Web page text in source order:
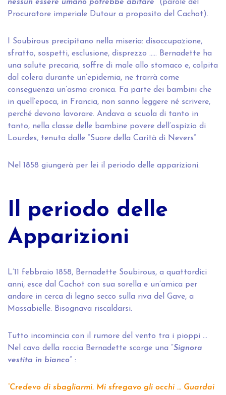
nessun essere umano potrebbe abitare” (parole del
Procuratore imperiale Dutour a proposito del Cachot).
I Soubirous precipitano nella miseria: disoccupazione,
sfratto, sospetti, esclusione, disprezzo ….. Bernadette ha
una salute precaria, soffre di male allo stomaco e, colpita
dal colera durante un’epidemia, ne trarrà come
conseguenza un’asma cronica. Fa parte dei bambini che
in quell’epoca, in Francia, non sanno leggere né scrivere,
perché devono lavorare. Andava a scuola di tanto in
tanto, nella classe delle bambine povere dell’ospizio di
Lourdes, tenuta dalle “Suore della Carità di Nevers”.
Nel 1858 giungerà per lei il periodo delle apparizioni.
Il periodo delle
Apparizioni
L’11 febbraio 1858, Bernadette Soubirous, a quattordici
anni, esce dal Cachot con sua sorella e un’amica per
andare in cerca di legno secco sulla riva del Gave, a
Massabielle. Bisognava riscaldarsi.
Tutto incomincia con il rumore del vento tra i pioppi …
Nel cavo della roccia Bernadette scorge una “Signora
vestita in bianco” :
”Credevo di sbagliarmi. Mi sfregavo gli occhi … Guardai